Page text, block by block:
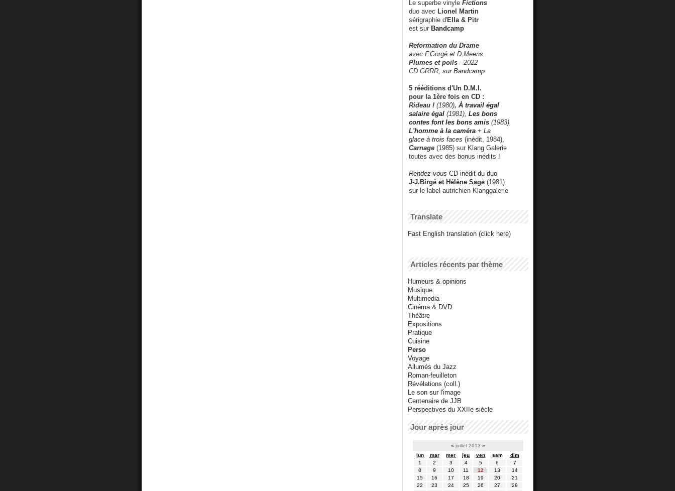
Le superbe vinyle Fictions
duo avec Lionel Martin
sérigraphie d'Ella & Pitr
est sur Bandcamp
Reformation du Drame
avec F.Gorgé et D.Meens
Plumes et poils - 2022
CD GRRR, sur Bandcamp
5 rééditions d'Un D.M.I.
pour la 1ère fois en CD :
Rideau ! (1980), À travail égal
salaire égal (1981), Les bons
contes font les bons amis (1983),
L'homme à la caméra + La
glace à trois faces (inédit, 1984),
Carnage (1985) sur Klang Galerie
toutes avec des bonus inédits !
Rendez-vous CD inédit du duo
J-J.Birgé et Hélène Sage (1981)
sur le label autrichien Klanggalerie
Translate
Fast English translation (click here)
Articles récents par thème
Humeurs & opinions
Musique
Multimedia
Cinéma & DVD
Théâtre
Expositions
Pratique
Cuisine
Perso
Voyage
Allumés du Jazz
Roman-feuilleton
Révélations (coll.)
Le son sur l'image
Centenaire de JJB
Perspectives du XXIIe siècle
Jour après jour
« juillet 2013 »
lun
mar mer jeu ven sam
dim
1
2 3 4 5 6
7
8
9 10 11 12 13
14
15
16 17 18 19 20
21
22
23 24 25 26 27
28